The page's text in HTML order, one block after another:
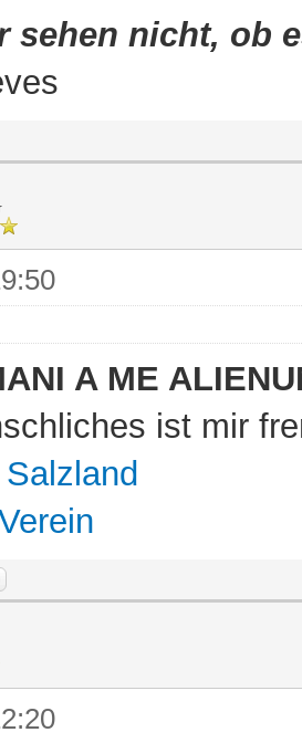
sehen nicht, ob
A ME
ist mir